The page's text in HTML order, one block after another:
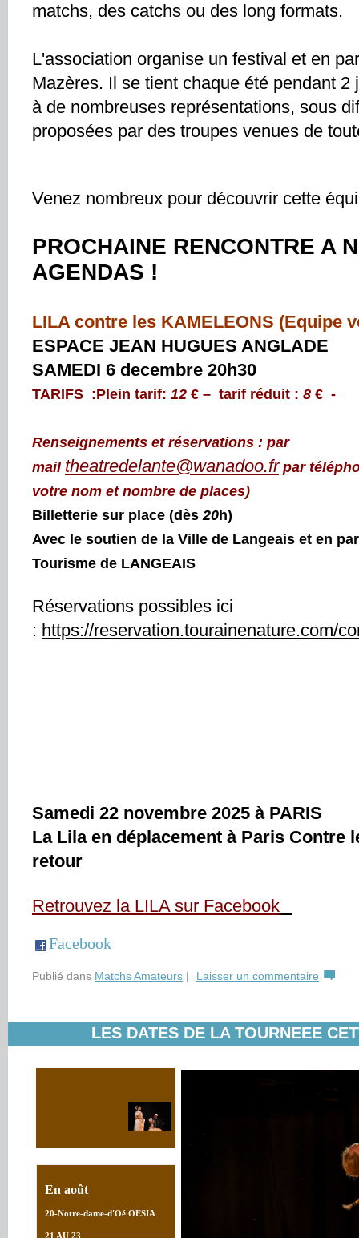
matchs, des catchs ou des long formats.
L'association organise un festival et en
Mazères. Il se tient chaque été pendant 2
à de nombreuses représentations, sous
proposées par des troupes venues de
Venez nombreux pour découvrir cette
PROCHAINE RENCONTRE A
AGENDAS !
LILA contre les KAMELEONS (Equipe
ESPACE JEAN HUGUES ANGLADE
SAMEDI 6 decembre 20h30
TARIFS :Plein tarif: 12 € – tarif réduit : 8 € -
Renseignements et réservations : par
mail theatredelante@wanadoo.frpar
votre nom et nombre de places)
Billetterie sur place (dès20h)
Avec le soutien de la Ville de Langeais et en
Tourisme de LANGEAIS
Réservations possibles ici
: https://reservation.tourainenature.com/
Samedi 22 novembre 2025 à PARIS
La Lila en déplacement à Paris Contre
retour
Retrouvez la LILA sur Facebook
Facebook
Publié dans Matchs Amateurs | Laisser un commentaire
LES DATES DE LA TOURNEEE
En août
20-Notre-dame-d'Oé OESIA
21 AU 23